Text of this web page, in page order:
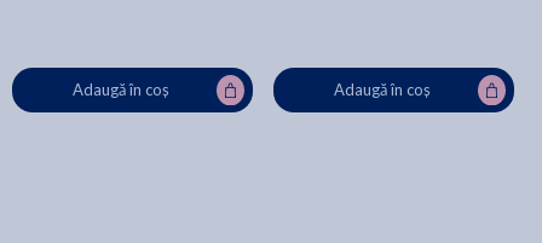
Adaugă în coș Adaugă în coș